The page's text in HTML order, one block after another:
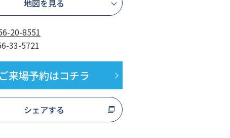
地図を見る
20-8551
33-5721
ご来場予約はコチラ
シェアする